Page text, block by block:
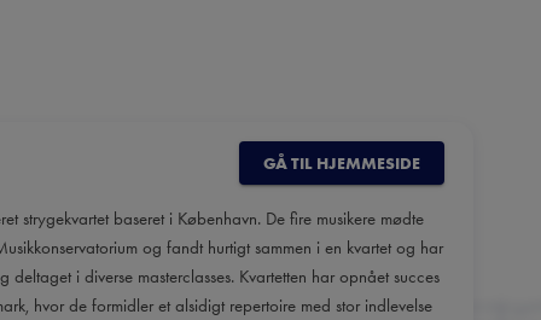
GÅ TIL HJEMMESIDE
strygekvartet baseret i København. De fire musikere mødte
og fandt hurtigt sammen i en kvartet og har
i diverse masterclasses. Kvartetten har opnået succes
hvor de formidler et alsidigt repertoire med stor indlevelse